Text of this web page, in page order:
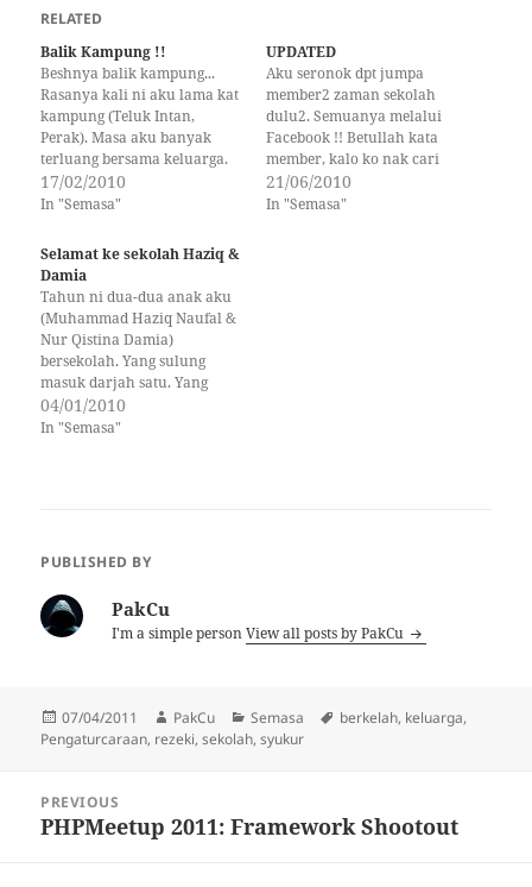
RELATED
Balik Kampung !!
Beshnya balik kampung...
Rasanya kali ni aku lama kat
kampung (Teluk Intan,
Perak). Masa aku banyak
terluang bersama keluarga.
Meskipun, Mak Mok telah
tiada, namun suasana dan
sekeluarga amat akrab skali.
Teringat aku masa zaman
kanak-kanak. Saja aku balik
kg ikut jalan lama (KL - Klang
-…
17/02/2010
In "Semasa"
UPDATED
Aku seronok dpt jumpa
member2 zaman sekolah
dulu2. Semuanya melalui
Facebook !! Betullah kata
member, kalo ko nak cari
member ko, ko taip jer nama
dia dlm facebook mesti
21/06/2010
In "Semasa"
Selamat ke sekolah Haziq &
Damia
Tahun ni dua-dua anak aku
(Muhammad Haziq Naufal &
Nur Qistina Damia)
bersekolah. Yang sulung
masuk darjah satu. Yang
kedua masuk Tadika Sri
Wawasan (5 tahun). Aku
menguruskan anak. Syukur
04/01/2010
In "Semasa"
PUBLISHED BY
PakCu
I'm a simple personView all posts by PakCu
Posted
on
07/04/2011 Author
PakCu Categories
Semasa Tags
berkelah, keluarga,
Pengaturcaraan, rezeki,sekolah,syukur
navigation
PREVIOUS
Previous
PHPMeetup 2011: Framework Shootout